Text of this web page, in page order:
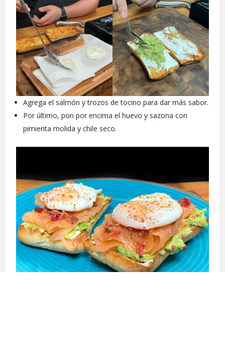
Agrega el salmón y trozos de tocino para dar más sabor.
Por último, pon por encima el huevo y sazona con
pimienta molida y chile seco.